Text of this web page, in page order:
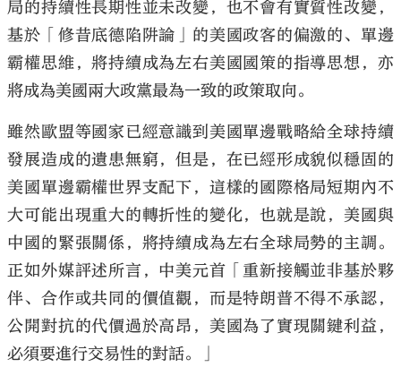
局的持續性長期性並未改變，也不會有實質性改變，
基於「修昔底德陷阱論」的美國政客的偏激的、單邊
霸權思維，將持續成為左右美國國策的指導思想，亦
將成為美國兩大政黨最為一致的政策取向。
雖然歐盟等國家已經意識到美國單邊戰略給全球持續
發展造成的遺患無窮，但是，在已經形成貌似穩固的
美國單邊霸權世界支配下，這樣的國際格局短期內不
大可能出現重大的轉折性的變化，也就是說，美國與
中國的緊張關係，將持續成為左右全球局勢的主調。
正如外媒評述所言，中美元首「重新接觸並非基於夥
伴、合作或共同的價值觀，而是特朗普不得不承認，
公開對抗的代價過於高昂，美國為了實現關鍵利益，
必須要進行交易性的對話。」